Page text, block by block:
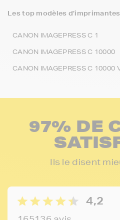
Les top modèles
CANON IMAGEPRESS C 1
CANON IMAGEPRESS C 10000
CANON IMAGEPRESS C 10000
97% DE
Ils le disent
4,2